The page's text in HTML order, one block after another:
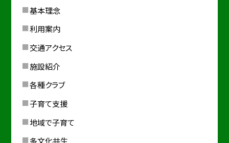
基本理念
利用案内
交通アクセス
施設紹介
各種クラブ
子育て支援
地域で子育て
多文化共生